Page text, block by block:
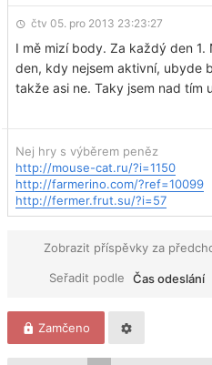
čtv 05. pro 2013 23:23:27
I mě mizí body. Za každý den 1.
den, kdy nejsem aktivní, ubyde
takže asi ne. Taky jsem nad tím
Nej hry s výběrem peněz
http://mouse-cat.ru/?i=1150
http://farmerino.com/?ref=10099
http://fermer.frut.su/?i=57
Zobrazit příspěvky za
Seřadit podle
Čas odeslání
Zamčeno